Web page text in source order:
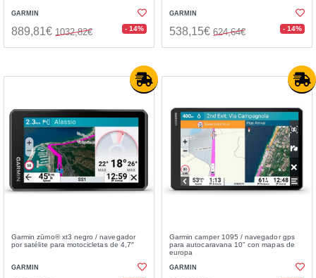
GARMIN
889,81€ 1032,82€ - 14%
GARMIN
538,15€ 624,64€ - 14%
Garmin zūmo® xt3 negro / navegador
por satélite para motocicletas de 4,7″
GARMIN
Garmin camper 1095 / navegador gps
para autocaravana 10" con mapas de
europa
GARMIN